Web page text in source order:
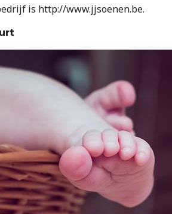
is http://www.jjsoenen.be.